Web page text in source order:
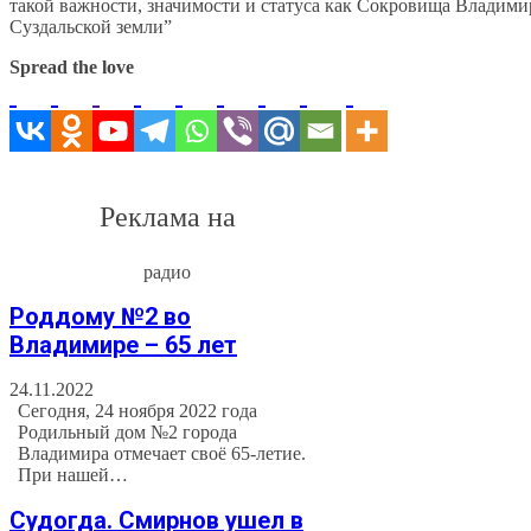
такой важности, значимости и статуса как Сокровища
Суздальской земли”
Spread the love
Реклама на
радио
Роддому №2 во
Владимире – 65 лет
24.11.2022
Сегодня, 24 ноября 2022 года
Родильный дом №2 города
Владимира отмечает своё 65-летие.
При нашей…
Судогда. Смирнов ушел в